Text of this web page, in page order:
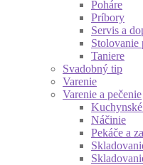
Poháre
Príbory
Servis a
Stolovanie
Taniere
Svadobný tip
Varenie
Varenie a pečenie
Náčinie
Pekáče a